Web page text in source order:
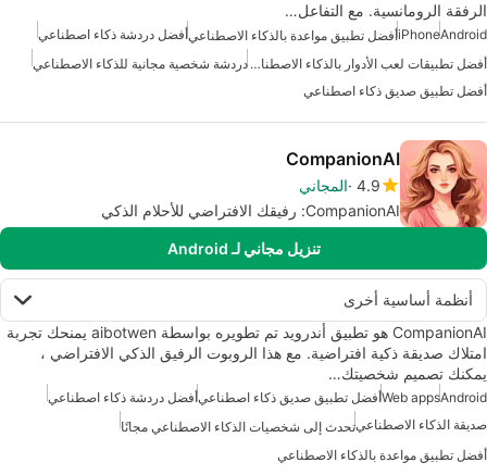
الرفقة الرومانسية. مع التفاعل…
Android
iPhoneأفضل تطبيق مواعدة بالذكاء الاصطناعيأفضل دردشة ذكاء اصطناعي
أفضل تطبيقات لعب الأدوار بالذكاء الاصطناعي دردشة شخصية مجانية للذكاء الاصطناعي
أفضل تطبيق صديق ذكاء اصطناعي
CompanionAI
4.9 المجاني
CompanionAI: رفيقك الافتراضي للأحلام الذكي
تنزيل مجاني لـ Android
أنظمة أساسية أخرى
CompanionAI هو تطبيق أندرويد تم تطويره بواسطة aibotwen يمنحك تجربة
امتلاك صديقة ذكية افتراضية. مع هذا الروبوت الرفيق الذكي الافتراضي ،
يمكنك تصميم شخصيتك…
Android
Web appsأفضل تطبيق صديق ذكاء اصطناعيأفضل دردشة ذكاء اصطناعي
صديقة الذكاء الاصطناعيتحدث إلى شخصيات الذكاء الاصطناعي مجانًا
أفضل تطبيق مواعدة بالذكاء الاصطناعي